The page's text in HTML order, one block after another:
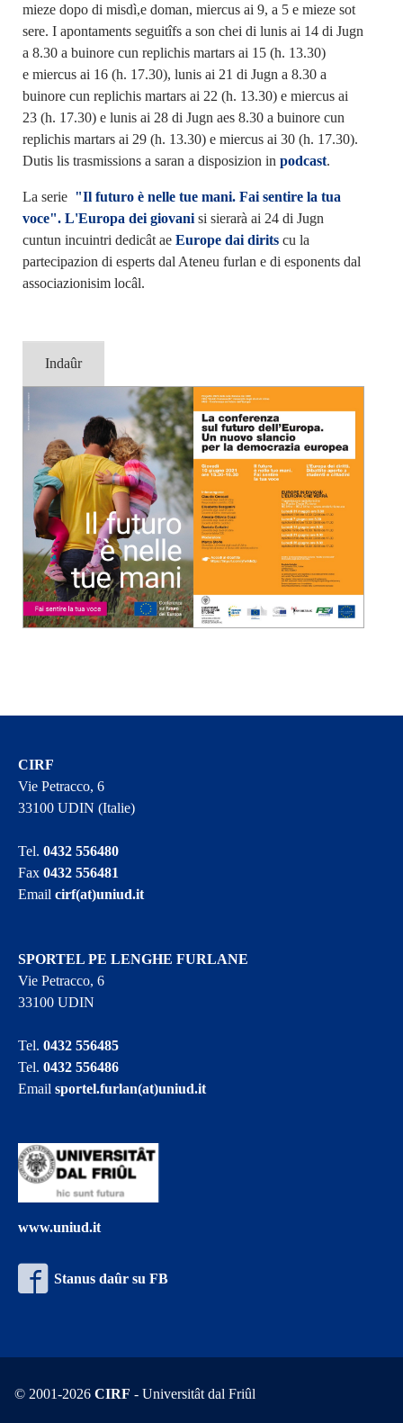
mieze dopo di misdì,e doman, miercus ai 9, a 5 e mieze sot
sere. I apontaments seguitîfs a son chei di lunis ai 14 di Jugn
a 8.30 a buinore cun replichis martars ai 15 (h. 13.30)
e miercus ai 16 (h. 17.30), lunis ai 21 di Jugn a 8.30 a
buinore cun replichis martars ai 22 (h. 13.30) e miercus ai
23 (h. 17.30) e lunis ai 28 di Jugn aes 8.30 a buinore cun
replichis martars ai 29 (h. 13.30) e miercus ai 30 (h. 17.30).
Dutis lis trasmissions a saran a disposizion in podcast.
La serie "Il futuro è nelle tue mani. Fai sentire la tua
voce". L'Europa dei giovanisi sierarà ai 24 di Jugn
cuntun incuintri dedicât ae Europe dai diritscu la
partecipazion di esperts dal Ateneu furlan e di esponents dal
associazionisim locâl.
Indaûr
CIRF
Vie Petracco, 6
33100 UDIN (Italie)
Tel.0432 556480
Fax0432 556481
Emailcirf(at)uniud.it
SPORTEL PE LENGHE FURLANE
Vie Petracco, 6
33100 UDIN
Tel.0432 556485
Tel.0432 556486
Emailsportel.furlan(at)uniud.it
www.uniud.it
Stanus daûr su FB
© 2001-2026 CIRF - Universitât dal Friûl